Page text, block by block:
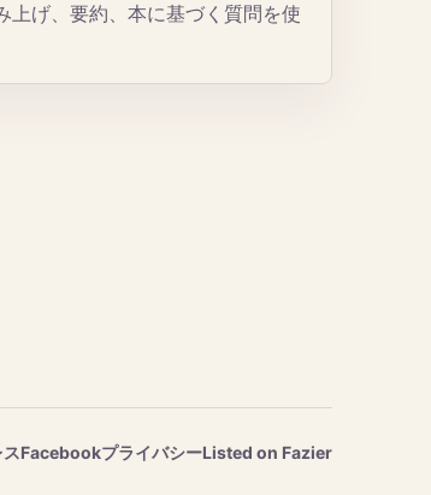
上げ、要約、本に基づく質問を使
FacebookプライバシーListed on Fazier